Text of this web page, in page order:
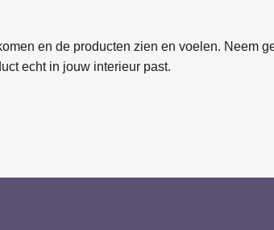
en de producten zien en voelen. Neem
echt in jouw interieur past.